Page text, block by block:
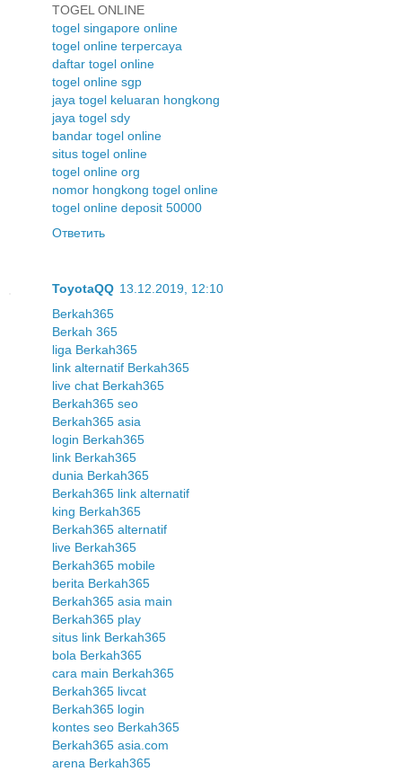
TOGEL ONLINE
togel singapore online
togel online terpercaya
daftar togel online
togel online sgp
jaya togel keluaran hongkong
jaya togel sdy
bandar togel online
situs togel online
togel online org
nomor hongkong togel online
togel online deposit 50000
Ответить
ToyotaQQ 13.12.2019, 12:10
Berkah365
Berkah 365
liga Berkah365
link alternatif Berkah365
live chat Berkah365
Berkah365 seo
Berkah365 asia
login Berkah365
link Berkah365
dunia Berkah365
Berkah365 link alternatif
king Berkah365
Berkah365 alternatif
live Berkah365
Berkah365 mobile
berita Berkah365
Berkah365 asia main
Berkah365 play
situs link Berkah365
bola Berkah365
cara main Berkah365
Berkah365 livcat
Berkah365 login
kontes seo Berkah365
Berkah365 asia.com
arena Berkah365